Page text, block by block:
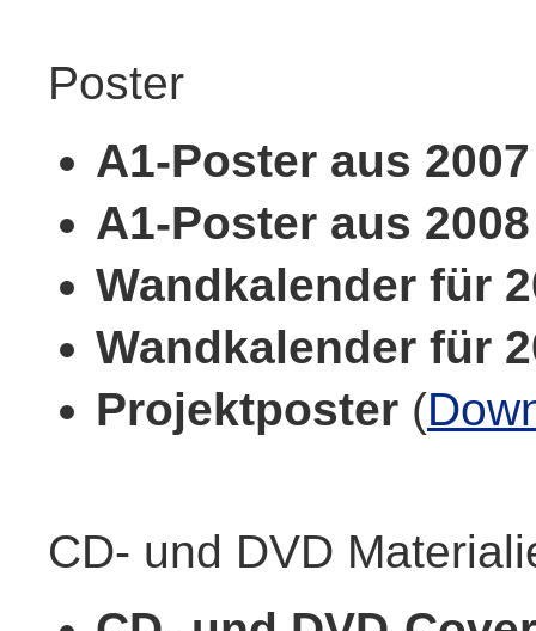
Poster
A1-Poster aus 2007
A1-Poster aus 2008
Wandkalender für
Wandkalender für
Projektposter (
CD- und DVD